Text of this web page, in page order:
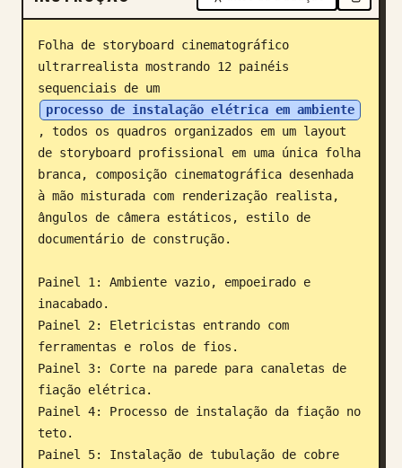
Transferir
Blogue
Atualizações
Folha de storyboard cinematográfico
ultrarrealista mostrando 12 painéis
sequenciais de um
processo de instalação elétrica em ambiente
, todos os quadros organizados em um layout
de storyboard profissional em uma única folha
branca, composição cinematográfica desenhada
à mão misturada com renderização realista,
ângulos de câmera estáticos, estilo de
documentário de construção.
Painel 1: Ambiente vazio, empoeirado e
inacabado.
Painel 2: Eletricistas entrando com
ferramentas e rolos de fios.
Painel 3: Corte na parede para canaletas de
fiação elétrica.
Painel 4: Processo de instalação da fiação no
teto.
Painel 5: Instalação de tubulação de cobre